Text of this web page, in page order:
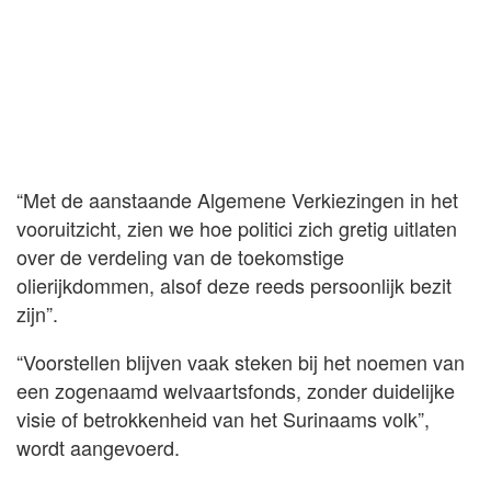
“Met de aanstaande Algemene Verkiezingen in het
vooruitzicht, zien we hoe politici zich gretig uitlaten
over de verdeling van de toekomstige
olierijkdommen, alsof deze reeds persoonlijk bezit
zijn”.
“Voorstellen blijven vaak steken bij het noemen van
een zogenaamd welvaartsfonds, zonder duidelijke
visie of betrokkenheid van het Surinaams volk”,
wordt aangevoerd.